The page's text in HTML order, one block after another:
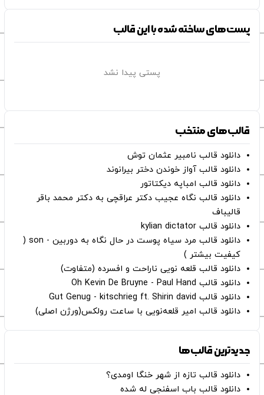
پست‌های ساخته شده با این قالب
پستی پیدا نشد
قالب‌های منتخب
دانلود قالب نامبیر عثمان ‌توش
دانلود قالب آواز خوندن دختر بیرانوند
دانلود قالب امباپه دیکتاتور
دانلود قالب نگاه عجیب دکتر عراقچی به دکتر محمد باقر
قالیباف
دانلود قالب kylian dictator
دانلود قالب مرد سیاه پوست در حال نگاه به دوربین - son (
کیفیت بیشتر )
دانلود قالب قلعه نویی ناراحت و افسرده (متفاوت)
دانلود قالب Oh Kevin De Bruyne - Paul Hand
دانلود قالب Gut Genug - kitschrieg ft. Shirin david
دانلود قالب امیر قلعه‌نویی با ساعت رولکس(ورژن اصلی)
جدیدترین قالب‌ها
دانلود قالب تازه از شهر خنگا اومدی؟
دانلود قالب باب اسفنجی له شده